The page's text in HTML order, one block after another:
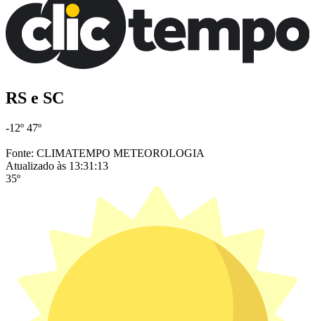
RS e SC
-12º 47º
Fonte: CLIMATEMPO METEOROLOGIA
Atualizado às 13:31:13
35º